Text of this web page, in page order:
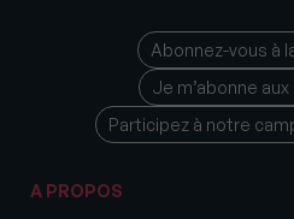
Abonnez-vous à
Je m’abonne
Participez à notre
A PROPOS